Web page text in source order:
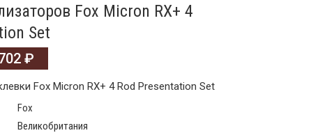
Fox Micron RX+ 4
Set
₽
Fox Micron RX+ 4 Rod Presentation Set
Fox
Великобритания